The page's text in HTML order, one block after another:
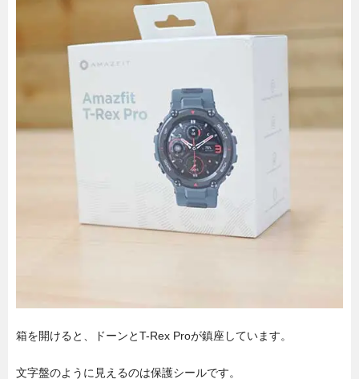
箱を開けると、ドーンとT-Rex Proが鎮座しています。
文字盤のように見えるのは保護シールです。